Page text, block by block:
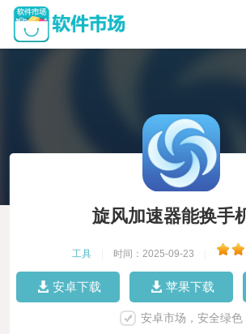
旋风加速器能换手
工具 时间：2025-09-23
安卓下载 苹果下载
安卓市场，安全绿色